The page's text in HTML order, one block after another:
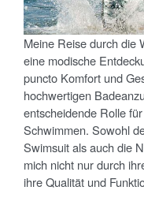
Meine Reise durch die
eine modische
puncto Komfort und
hochwertigen
entscheidende Rolle
Schwimmen. Sowohl
Swimsuit als auch die
mich nicht nur durch
ihre Qualität und